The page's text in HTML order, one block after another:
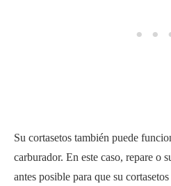
Su cortasetos también puede
carburador. En este caso, repare o
antes posible para que su